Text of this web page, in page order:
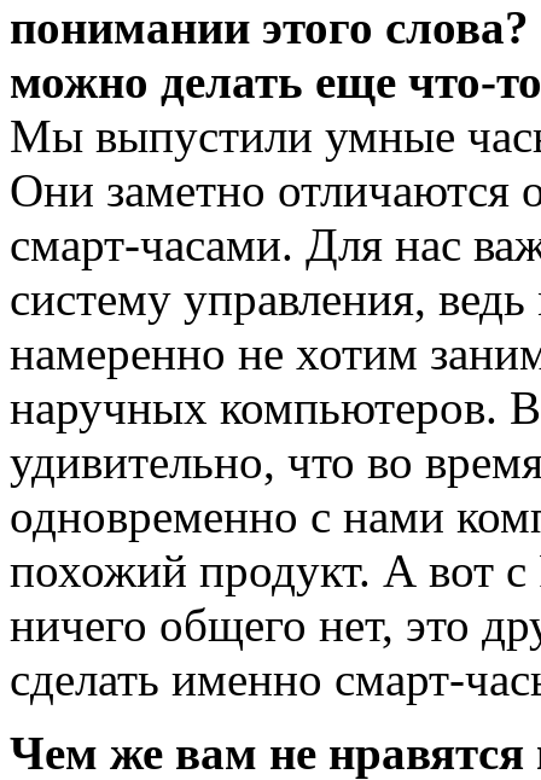
понимании этого
можно делать еще что-
Мы выпустили умные
Они заметно отличаются
смарт-часами. Для нас
систему управления,
намеренно не хотим
наручных компьютеров.
удивительно, что во
одновременно с нами
похожий продукт. А вот
ничего общего нет, это
сделать именно смарт-
Чем же вам не нравятся